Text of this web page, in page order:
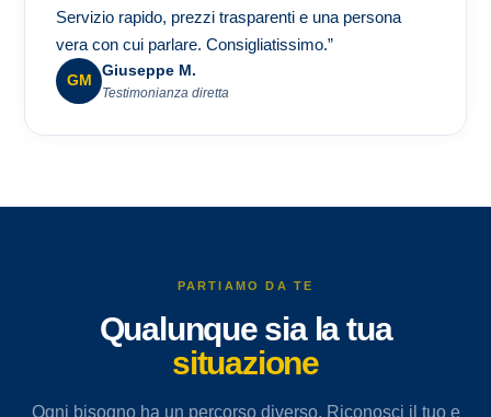
Servizio rapido, prezzi trasparenti e una persona
vera con cui parlare. Consigliatissimo.”
GM
Giuseppe M.
Testimonianza diretta
PARTIAMO DA TE
Qualunque sia la tua
situazione
Ogni bisogno ha un percorso diverso. Riconosci il tuo e